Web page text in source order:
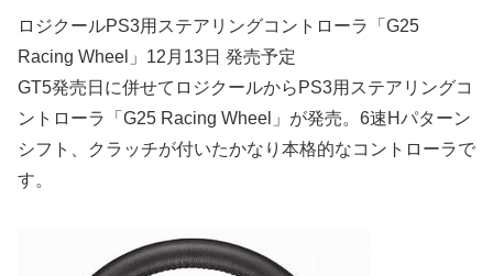
ロジクールPS3用ステアリングコントローラ「G25
Racing Wheel」12月13日 発売予定
GT5発売日に併せてロジクールからPS3用ステアリングコ
ントローラ「G25 Racing Wheel」が発売。6速Hパターン
シフト、クラッチが付いたかなり本格的なコントローラで
す。